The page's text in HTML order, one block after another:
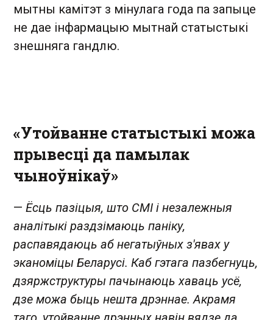
мытны камітэт з мінулага года па запыце
не дае інфармацыю мытнай статыстыкі
знешняга гандлю.
«Утойванне статыстыкі можа
прывесці да памылак
чыноўнікаў»
— Ёсць пазіцыя, што СМІ і незалежныя
аналітыкі раздзімаюць паніку,
распавядаюць аб негатыўных з'явах у
эканоміцы Беларусі. Каб гэтага пазбегнуць,
дзяржструктуры пачынаюць хаваць усё,
дзе можа быць нешта дрэннае. Акрамя